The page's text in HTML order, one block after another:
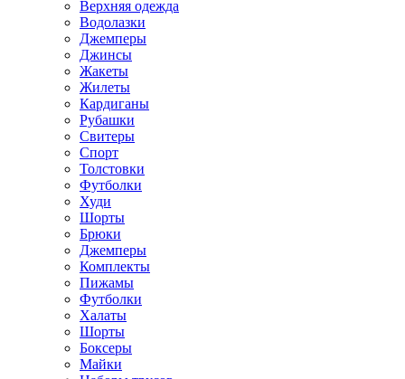
Верхняя одежда
Водолазки
Джемперы
Джинсы
Жакеты
Жилеты
Кардиганы
Рубашки
Свитеры
Спорт
Толстовки
Футболки
Худи
Шорты
Брюки
Джемперы
Комплекты
Пижамы
Футболки
Халаты
Шорты
Боксеры
Майки